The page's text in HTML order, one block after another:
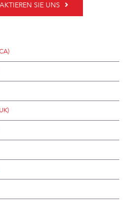
SIE UNS